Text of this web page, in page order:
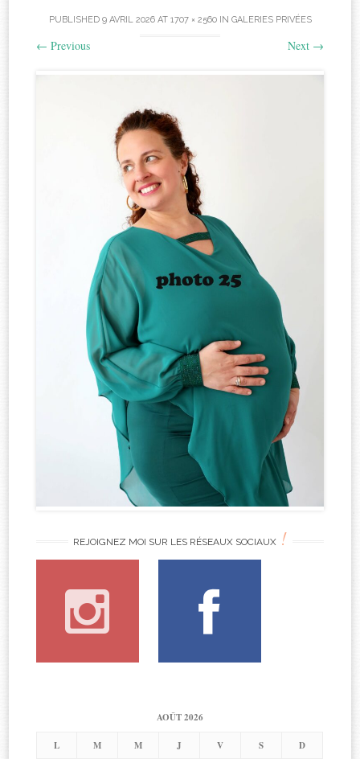
PUBLISHED 9 AVRIL 2026AT 1707 × 2560IN GALERIES PRIVÉES
← Previous Next →
REJOIGNEZ MOI SUR LES RÉSEAUX SOCIAUX !
AOÛT 2026
L M M J V S D